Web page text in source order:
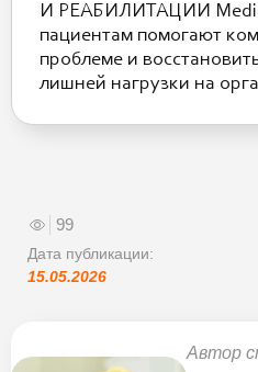
И РЕАБИЛИТАЦИИ
пациентам помогают
проблеме и
лишней нагрузки на
99
Дата публикации:
15.05.2026
Автор